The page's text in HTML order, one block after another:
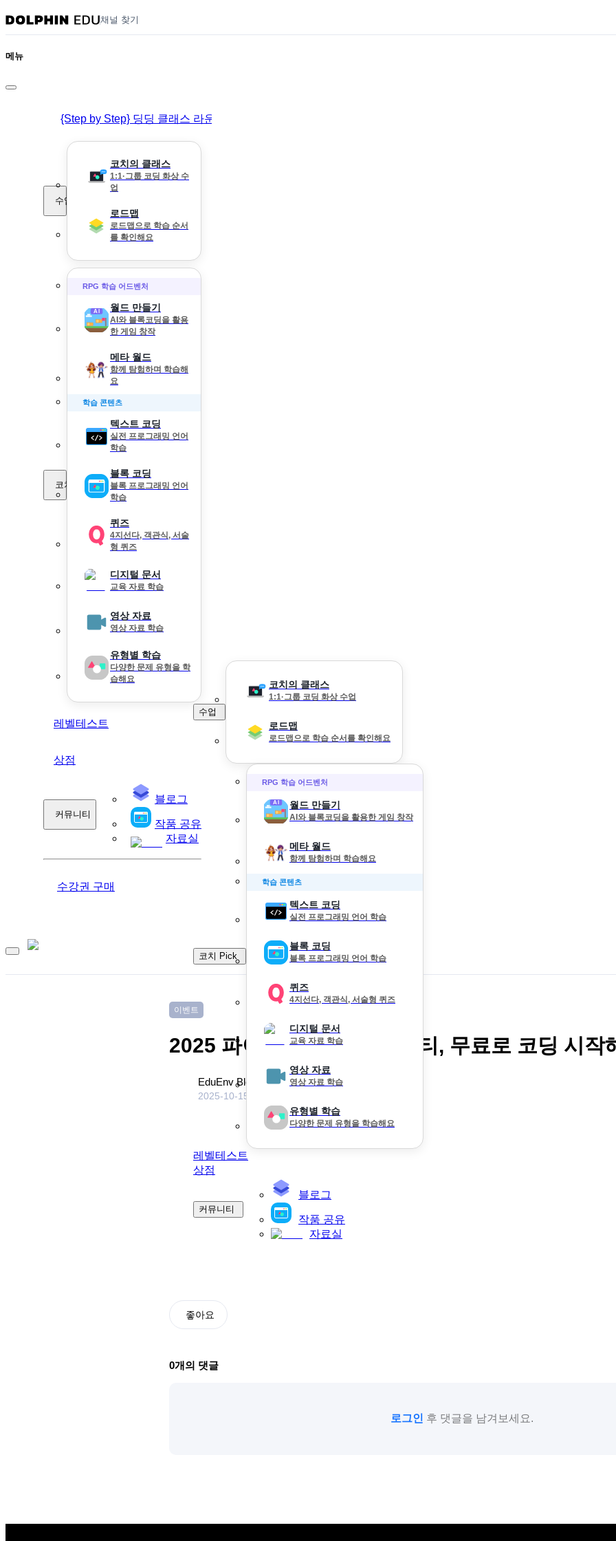
채널 찾기
메뉴
{Step by Step} 딩딩 클래스 라운지
수업
코치의 클래스
1:1·그룹 코딩 화상 수
업
로드맵
로드맵으로 학습 순서
를 확인해요
코치 Pick
RPG 학습 어드벤처
월드 만들기
AI와 블록코딩을 활용
한 게임 창작
메타 월드
함께 탐험하며 학습해
요
학습 콘텐츠
텍스트 코딩
실전 프로그래밍 언어
학습
블록 코딩
블록 프로그래밍 언어
학습
퀴즈
4지선다, 객관식, 서술
형 퀴즈
디지털 문서
교육 자료 학습
영상 자료
영상 자료 학습
유형별 학습
다양한 문제 유형을 학
습해요
레벨테스트
상점
커뮤니티
블로그
작품 공유
자료실
수강권 구매
수업
코치의 클래스
1:1·그룹 코딩 화상 수업
로드맵
로드맵으로 학습 순서를 확인해요
코치 Pick
RPG 학습 어드벤처
월드 만들기
AI와 블록코딩을 활용한 게임 창작
메타 월드
함께 탐험하며 학습해요
학습 콘텐츠
텍스트 코딩
실전 프로그래밍 언어 학습
블록 코딩
블록 프로그래밍 언어 학습
퀴즈
4지선다, 객관식, 서술형 퀴즈
디지털 문서
교육 자료 학습
영상 자료
영상 자료 학습
유형별 학습
다양한 문제 유형을 학습해요
레벨테스트
상점
커뮤니티
블로그
작품 공유
자료실
이벤트
2025 파이썬 온라인 코딩파티, 무료로 코딩 시작
EduEnv Blog
2025-10-15
좋아요
0개의 댓글
로그인 후 댓글을 남겨보세요.